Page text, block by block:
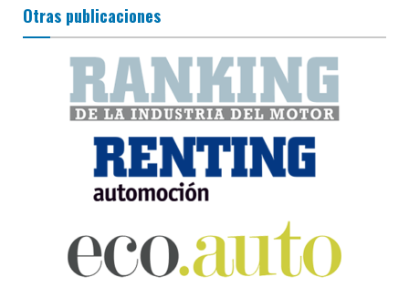
Otras publicaciones